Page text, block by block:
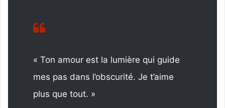
« Ton amour est la lumière qui guide
mes pas dans l’obscurité. Je t’aime
plus que tout. »